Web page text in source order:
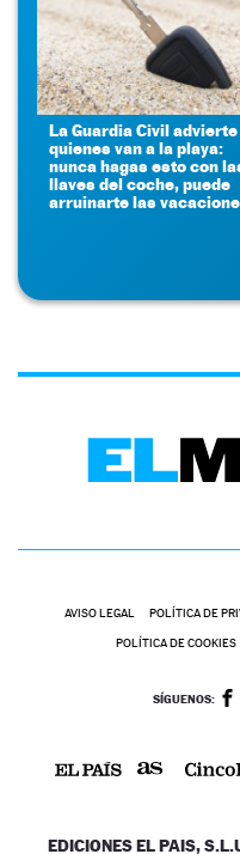
La Guardia Civil advierte
quienes van a la playa:
nunca hagas esto con
llaves del coche, puede
arruinarte las
AVISO LEGAL POLÍTICA DE
POLÍTICA DE COOKIES
SÍGUENOS:
EDICIONES EL PAIS,